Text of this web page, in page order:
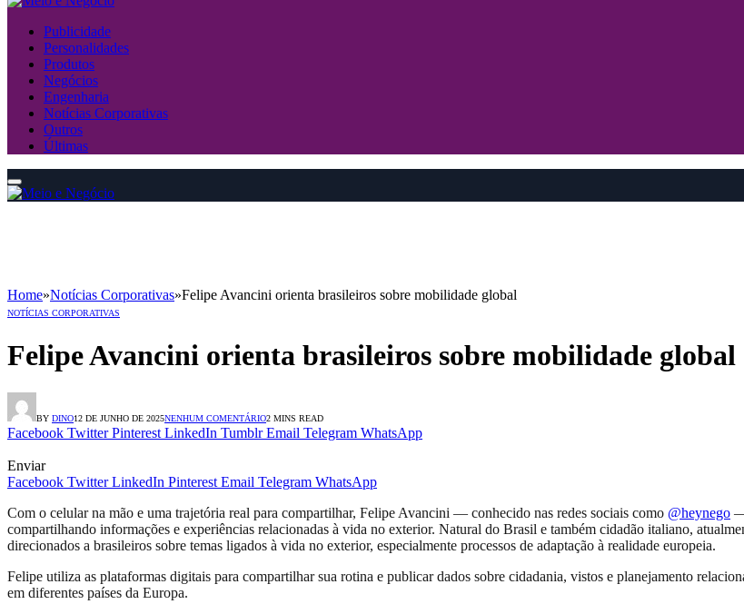
Publicidade
Personalidades
Produtos
Negócios
Engenharia
Notícias Corporativas
Outros
Últimas
Home»Notícias Corporativas»Felipe Avancini orienta brasileiros sobre mobilidade global
NOTÍCIAS CORPORATIVAS
Felipe Avancini orienta brasileiros sobre mobilidade global
BY DINO12 DE JUNHO DE 2025NENHUM COMENTÁRIO2 MINS READ
Facebook Twitter Pinterest LinkedIn Tumblr Email Telegram WhatsApp
Enviar
Facebook Twitter LinkedIn Pinterest Email Telegram WhatsApp
Com o celular na mão e uma trajetória real para compartilhar, Felipe Avancini — conhecido nas redes sociais como @heynego —
compartilhando informações e experiências relacionadas à vida no exterior. Natural do Brasil e também cidadão italiano,
direcionados a brasileiros sobre temas ligados à vida no exterior, especialmente processos de adaptação à realidade europeia.
Felipe utiliza as plataformas digitais para compartilhar sua rotina e publicar dados sobre cidadania, vistos e planejamento
em diferentes países da Europa.